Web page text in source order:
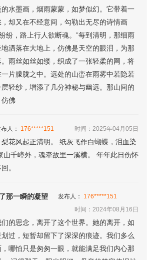
水墨画，烟雨蒙蒙，如梦似幻。它带着一
却又在不经意间，勾勒出无尽的诗情画
纷，路上行人欲断魂。”每到清明，那细雨
洒落在大地上，仿佛是天空的眼泪，为那
雨丝如丝如缕，织成了一张轻柔的网，将
片朦胧之中。远处的山峦在雨雾中若隐若
轻纱，增添了几分神秘与幽远。那山间的
仿佛
人： 176*****151 时间：2025年04月05日
花风起正清明。 纸灰飞作白蝴蝶，泪血染
山千嶂外，魂牵故里一溪横。 年年此日伤怀
。
那一瞬的凝望 发布人： 176*****151
时间：2024年08月16日
的思念，离开了这个世界。她的离开，如
过，短暂却留下了深深的痕迹。我们多么
哪怕只是匆匆一眼，就能满足我们内心那